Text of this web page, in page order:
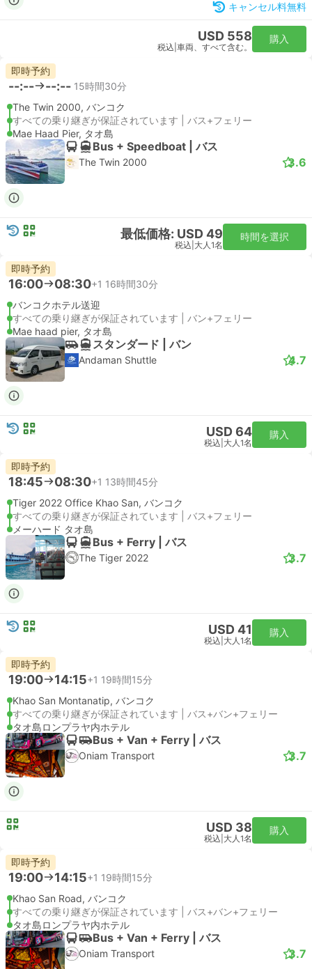
キャンセル料無料
USD 558
税込 車両、すべて含む。
購入
即時予約
--:-- --:-- 15時間30分
The Twin 2000, バンコク
すべての乗り継ぎが保証されています | バス+フェリー
Mae Haad Pier, タオ島
Bus + Speedboat | バス
The Twin 2000 3.6
最低価格: USD 49
税込 大人1名
時間を選択
即時予約
16:00 08:30+1 16時間30分
バンコクホテル送迎
すべての乗り継ぎが保証されています | バン+フェリー
Mae haad pier, タオ島
スタンダード | バン
Andaman Shuttle 4.7
USD 64
税込 大人1名
購入
即時予約
18:45 08:30+1 13時間45分
Tiger 2022 Office Khao San, バンコク
すべての乗り継ぎが保証されています | バス+フェリー
メーハード タオ島
Bus + Ferry | バス
The Tiger 2022 3.7
USD 41
税込 大人1名
購入
即時予約
19:00 14:15+1 19時間15分
Khao San Montanatip, バンコク
すべての乗り継ぎが保証されています | バス+バン+フェリー
タオ島ロンプラヤ内ホテル
Bus + Van + Ferry | バス
Oniam Transport 3.7
USD 38
税込 大人1名
購入
即時予約
19:00 14:15+1 19時間15分
Khao San Road, バンコク
すべての乗り継ぎが保証されています | バス+バン+フェリー
タオ島ロンプラヤ内ホテル
Bus + Van + Ferry | バス
Oniam Transport 3.7